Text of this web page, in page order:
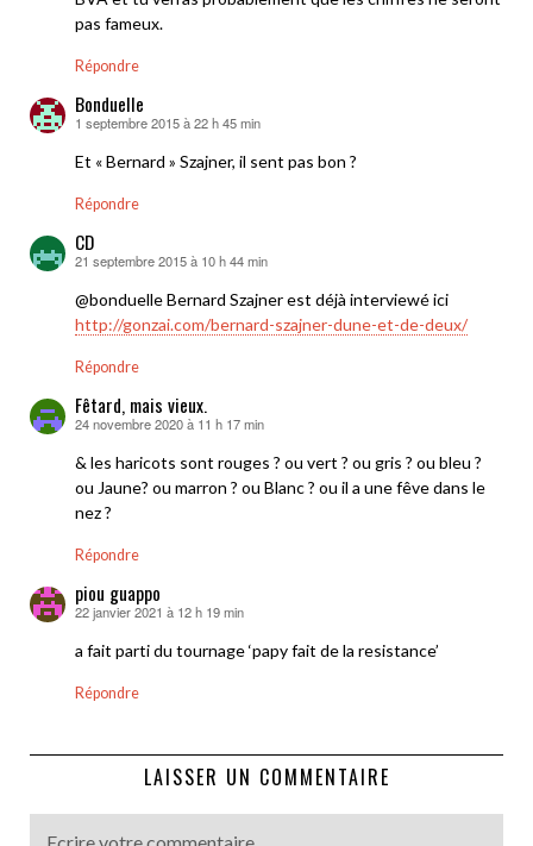
pas fameux.
Répondre
Bonduelle
dit :
1 septembre 2015 à 22 h 45 min
Et « Bernard » Szajner, il sent pas bon ?
Répondre
CD
dit :
21 septembre 2015 à 10 h 44 min
@bonduelle Bernard Szajner est déjà interviewé ici
http://gonzai.com/bernard-szajner-dune-et-de-deux/
Répondre
Fêtard, mais vieux.
dit :
24 novembre 2020 à 11 h 17 min
& les haricots sont rouges ? ou vert ? ou gris ? ou bleu ?
ou Jaune? ou marron ? ou Blanc ? ou il a une fêve dans le
nez ?
Répondre
piou guappo
dit :
22 janvier 2021 à 12 h 19 min
a fait parti du tournage ‘papy fait de la resistance’
Répondre
LAISSER UN COMMENTAIRE